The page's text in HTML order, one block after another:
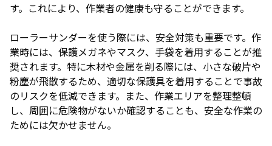
す。これにより、作業者の健康も守ることができます。
ローラーサンダーを使う際には、安全対策も重要です。作
業時には、保護メガネやマスク、手袋を着用することが推
奨されます。特に木材や金属を削る際には、小さな破片や
粉塵が飛散するため、適切な保護具を着用することで事故
のリスクを低減できます。また、作業エリアを整理整頓
し、周囲に危険物がないか確認することも、安全な作業の
ためには欠かせません。